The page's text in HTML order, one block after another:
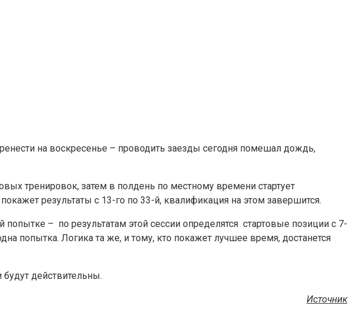
на воскресенье – проводить заезды сегодня помешал дождь,
тренировок, затем в полдень по местному времени стартует
результаты с 13-го по 33-й, квалификация на этом завершится.
– по результатам этой сессии определятся стартовые позиции с 7-
попытка. Логика та же, и тому, кто покажет лучшее время, достанется
действительны.
Источник